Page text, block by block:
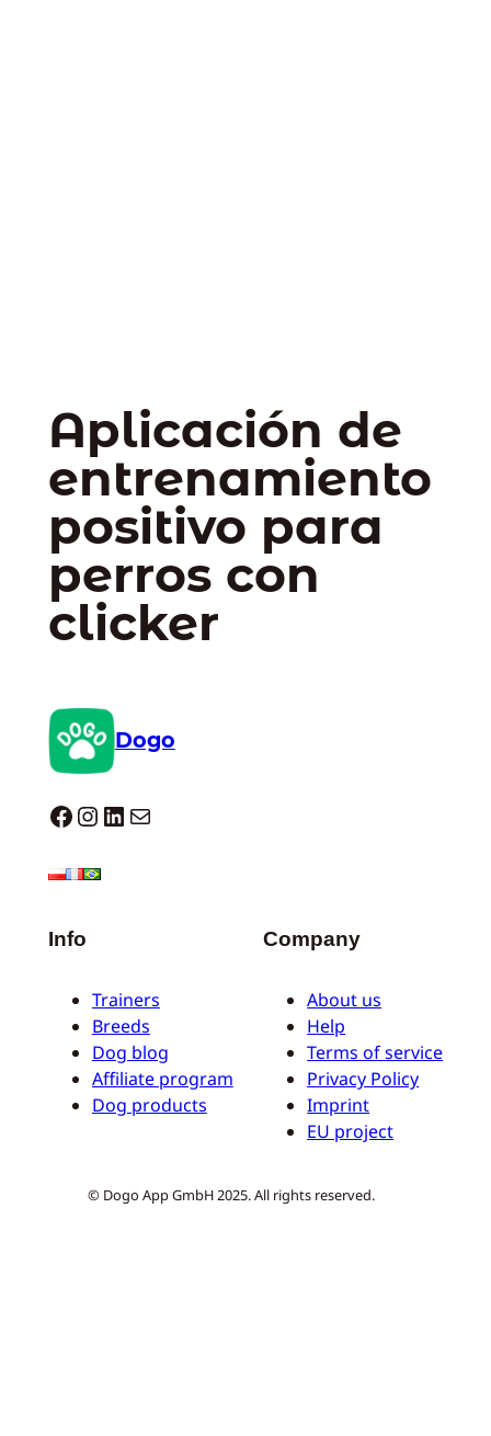
Aplicación de
entrenamiento
positivo para
perros con
clicker
Dogo
Dogo facebook InstagramLinkedIn Correo electrónico
Info
Trainers
Breeds
Dog blog
Affiliate program
Dog products
Company
About us
Help
Terms of service
Privacy Policy
Imprint
EU project
© Dogo App GmbH 2025. All rights reserved.